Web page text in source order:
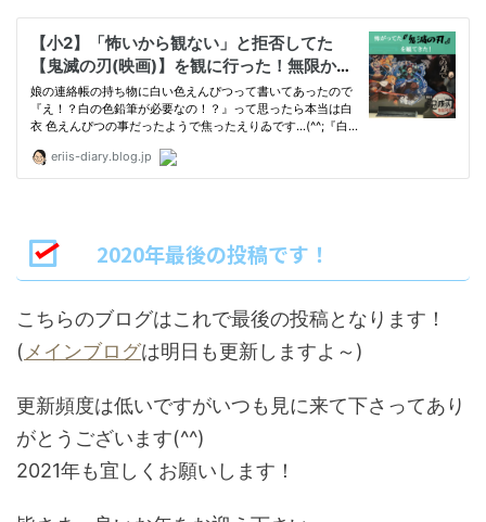
2020年最後の投稿です！
こちらのブログはこれで最後の投稿となります！
(メインブログは明日も更新しますよ～)
更新頻度は低いですがいつも見に来て下さってあり
がとうございます(^^)
2021年も宜しくお願いします！